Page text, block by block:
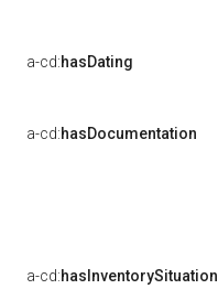
a-cd:hasDating
a-cd:hasDocumentation
a-cd:hasInventorySituation